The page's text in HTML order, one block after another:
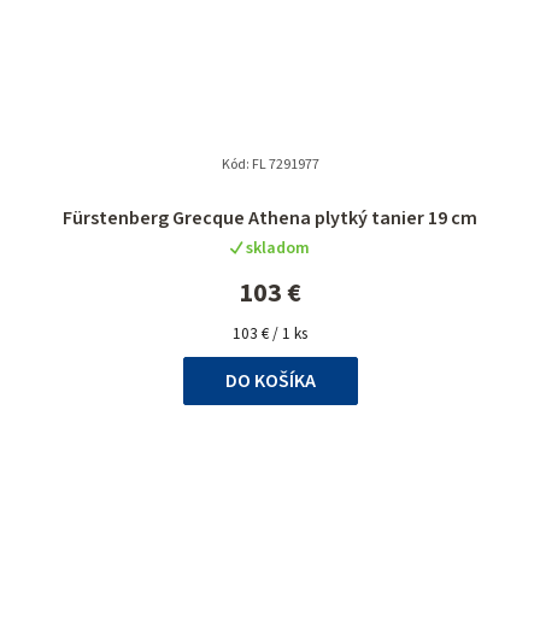
Fürstenberg Grecque Athena plytký tanier 19 cm
skladom
103 €
Jednotková
cena:
103 € / 1 ks
DO KOŠÍKA
Kód: FL 7291977